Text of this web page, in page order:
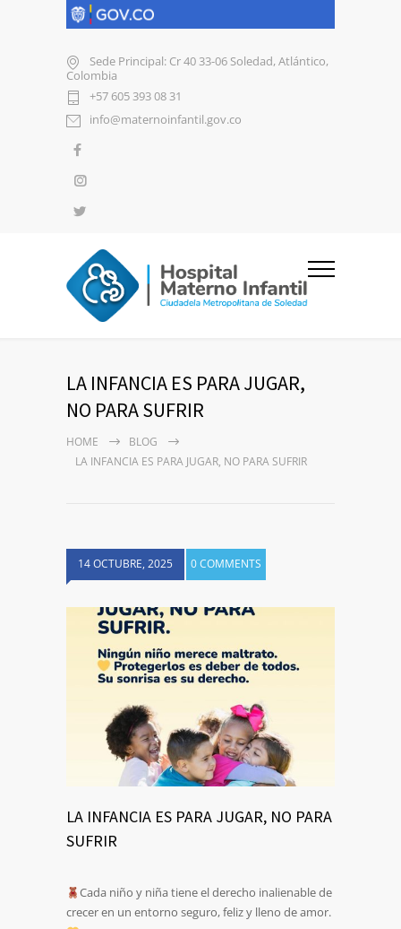
Sede Principal: Cr 40 33-06 Soledad, Atlántico,
Colombia
+57 605 393 08 31
info@maternoinfantil.gov.co
LA INFANCIA ES PARA JUGAR,
NO PARA SUFRIR
HOME
BLOG
LA INFANCIA ES PARA JUGAR, NO PARA SUFRIR
14 OCTUBRE, 2025 0 COMMENTS
LA INFANCIA ES PARA JUGAR, NO PARA
SUFRIR
Cada niño y niña tiene el derecho inalienable de
crecer en un entorno seguro, feliz y lleno de amor.